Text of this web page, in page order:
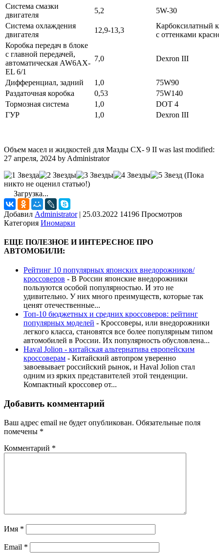
Система смазки
двигателя
5,2
5W-30
Система охлаждения
двигателя
12,9-13,3
Карбоксилатный
с оттенками
Коробка передач в блоке
с главной передачей,
автоматическая AW6AX-
EL 6/1
7,0 Dexron III
Дифференциал, задний 1,0
75W90
Раздаточная коробка
0,53
75W140
Тормозная система
1,0
DOT 4
ГУР
1,0 Dexron III
Объем масел и жидкостей для Мазды СХ- 9 II was last modified:
27 апреля, 2024 by Administrator
(Пока
никто не оценил статью!)
Загрузка...
Добавил Administrator | 25.03.2022 14196 Просмотров
Категория Иномарки
ЕЩЕ ПОЛЕЗНОЕ И ИНТЕРЕСНОЕ ПРО
АВТОМОБИЛИ:
Рейтинг 10 популярных японских внедорожников/
кроссоверов - В России японские внедорожники
пользуются особой популярностью. И это не
удивительно. У них много преимуществ, которые так
ценят отечественные...
Топ-10 бюджетных и средних кроссоверов: рейтинг
популярных моделей - Кроссоверы, или внедорожники
легкого класса, становятся все более популярным типом
автомобилей в России. Их популярность обусловлена...
Haval Jolion - китайская альтернатива европейским
кроссоверам - Китайский автопром уверенно
завоевывает российский рынок, и Haval Jolion стал
одним из ярких представителей этой тенденции.
Компактный кроссовер от...
Добавить комментарий
Ваш адрес email не будет опубликован. Обязательные поля
помечены *
Комментарий *
Имя *
Email *